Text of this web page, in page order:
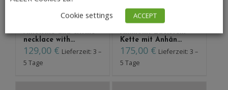
Ametrine and citrine
necklace with...
129,00 € Lieferzeit: 3 –
5 Tage
Ammonit Edelstein
Kette mit Anhän...
175,00 € Lieferzeit: 3 –
5 Tage
Cookie settings
ACCEPT